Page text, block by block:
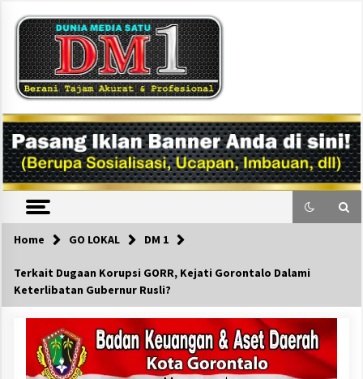
content
DM1
Home GO LOKAL DM 1
Terkait Dugaan Korupsi GORR, Kejati Gorontalo Dalami
Keterlibatan Gubernur Rusli?